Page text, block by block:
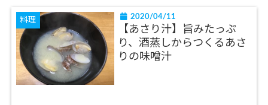
料理 2020/04/11
【あさり汁】旨みたっぷ
り、酒蒸しからつくるあさ
りの味噌汁